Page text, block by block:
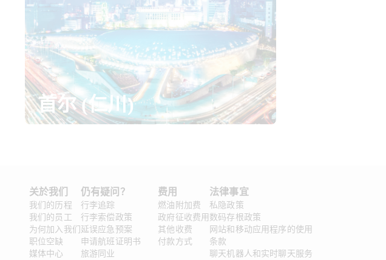
首尔 (仁川)
关於我们
我们的历程
我们的员工
为何加入我们
职位空缺
媒体中心
仍有疑问？
行李追踪
行李索偿政策
延误应急预案
申请航班证明书
旅游同业
费用
燃油附加费
政府征收费用
其他收费
付款方式
法律事宜
私隐政策
数码存根政策
网站和移动应用程序的使用
条款
聊天机器人和实时聊天服务